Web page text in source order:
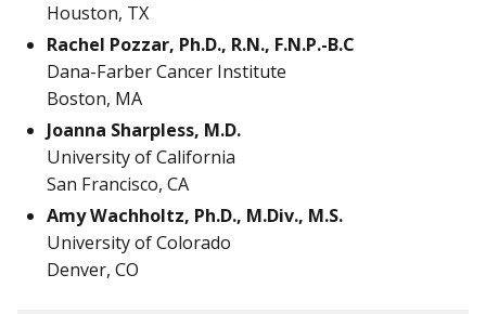
Houston, TX
Rachel Pozzar, Ph.D., R.N., F.N.P.-B.C
Dana-Farber Cancer Institute
Boston, MA
Joanna Sharpless, M.D.
University of California
San Francisco, CA
Amy Wachholtz, Ph.D., M.Div., M.S.
University of Colorado
Denver, CO